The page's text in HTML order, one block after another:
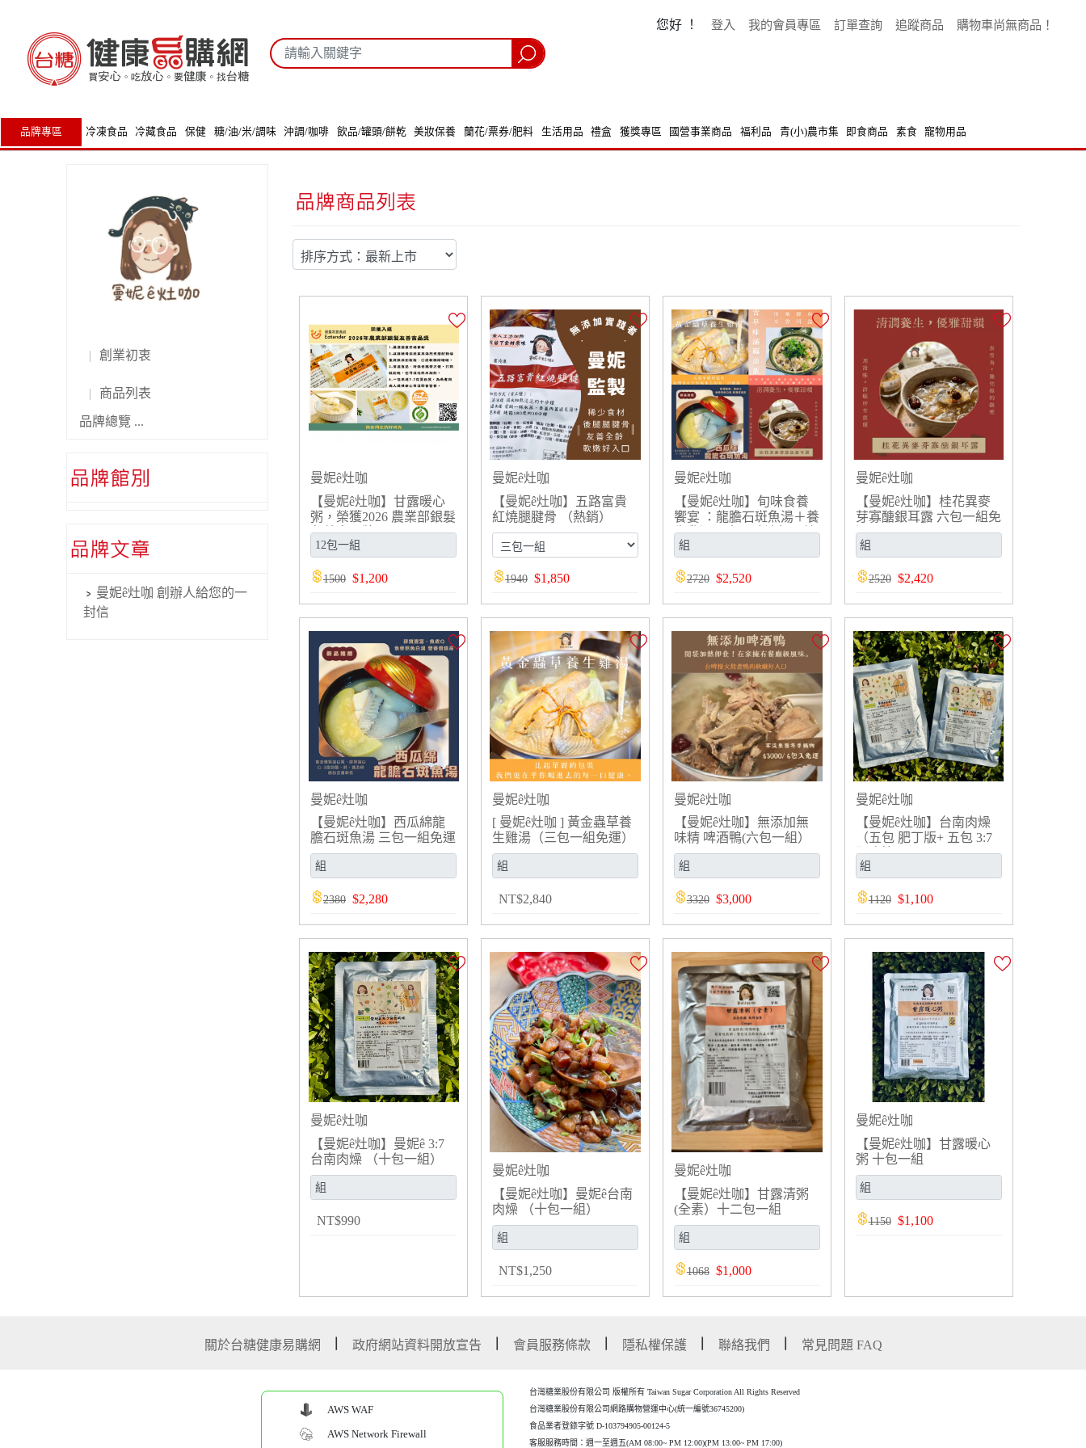
您好 ！ 登入 我的會員專區 訂單查詢 追蹤商品 購物車尚無商品！
品牌專區 冷凍食品 冷藏食品 保健 糖/油/米/調味 沖調/咖啡 飲品/罐頭/餅乾 美妝保養 蘭花/票券/肥料 生活用品 禮盒 獲獎專區 國營事業商品 福利品 青(小)農市集 即食商品 素食 寵物用品
創業初衷
商品列表
品牌總覽 ...
曼妮ê灶咖 創辦人給您的一
封信
曼妮ê灶咖
【曼妮ê灶咖】甘露暖心
粥，榮獲2026 農業部銀髮
友善食品獎
1500 $1,200
曼妮ê灶咖
【曼妮ê灶咖】五路富貴
紅燒腿腱骨 （熱銷）
1940 $1,850
曼妮ê灶咖
【曼妮ê灶咖】旬味食養
饗宴 ：龍膽石斑魚湯＋養
生雞湯＋古早味油飯＋桂
花異麥芽寡醣銀耳露
2720 $2,520
曼妮ê灶咖
【曼妮ê灶咖】桂花異麥
芽寡醣銀耳露 六包一組免
運
2520 $2,420
曼妮ê灶咖
【曼妮ê灶咖】西瓜綿龍
膽石斑魚湯 三包一組免運
2380 $2,280
曼妮ê灶咖
[ 曼妮ê灶咖 ] 黃金蟲草養
生雞湯（三包一組免運）
NT$2,840
曼妮ê灶咖
【曼妮ê灶咖】無添加無
味精 啤酒鴨(六包一組）
3320 $3,000
曼妮ê灶咖
【曼妮ê灶咖】台南肉燥
（五包 肥丁版+ 五包 3:7
肥瘦比 ）
1120 $1,100
曼妮ê灶咖
【曼妮ê灶咖】曼妮ê 3:7
台南肉燥 （十包一組）
NT$990
曼妮ê灶咖
【曼妮ê灶咖】曼妮ê台南
肉燥 （十包一組）
NT$1,250
曼妮ê灶咖
【曼妮ê灶咖】甘露清粥
(全素）十二包一組
1068 $1,000
曼妮ê灶咖
【曼妮ê灶咖】甘露暖心
粥 十包一組
1150 $1,100
關於台糖健康易購網 政府網站資料開放宣告 會員服務條款 隱私權保護 聯絡我們 常見問題 FAQ
台灣糖業股份有限公司 版權所有 Taiwan Sugar Corporation All Rights Reserved
台灣糖業股份有限公司網路購物營運中心(統一編號36745200)
食品業者登錄字號 D-103794905-00124-5
客服服務時間：週一至週五(AM 08:00~ PM 12:00)(PM 13:00~ PM 17:00)
AWS WAF
AWS Network Firewall